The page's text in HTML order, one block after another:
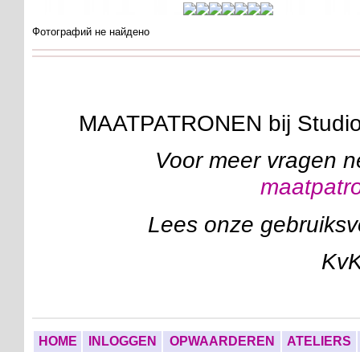
Фотографий не найдено
MAATPATRONEN bij
Voor meer vragen
Lees onze
HOME INLOGGEN OPWAARDEREN ATELIERS